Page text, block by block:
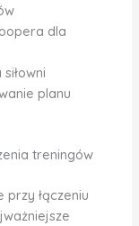
dla
planu
treningów
łączeniu